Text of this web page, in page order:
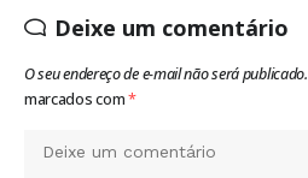
Deixe um comentário
O seu endereço de e-mail não será publicado.
marcados com*